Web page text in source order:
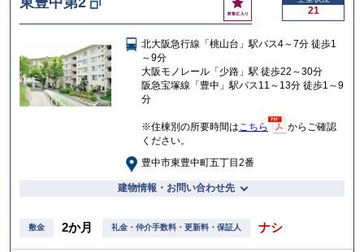
気
入
21
北大阪急行線「桃山台」駅バス4～7分 徒歩1
～9分
大阪モノレール「少路」駅 徒歩22～30分
阪急宝塚線「豊中」駅バス11～13分 徒歩1～9
分
※住棟別の所要時間は こちら
からご確認
ください。
豊中市東豊中町五丁目2番
建物情報・お問い合わせ先
敷金 2か月 礼金・仲介手数料・更新料・保証人 ナシ